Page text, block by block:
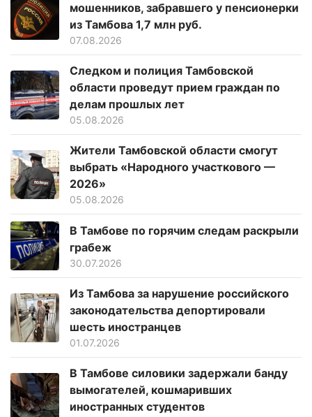
мошенников, забравшего у пенсионерки
из Тамбова 1,7 млн руб.
07.08.2026
Следком и полиция Тамбовской
области проведут прием граждан по
делам прошлых лет
05.08.2026
Жители Тамбовской области смогут
выбрать «Народного участкового —
2026»
05.08.2026
В Тамбове по горячим следам раскрыли
грабеж
30.07.2026
Из Тамбова за нарушение российского
законодательства депортировали
шесть иностранцев
01.07.2026
В Тамбове силовики задержали банду
вымогателей, кошмаривших
иностранных студентов